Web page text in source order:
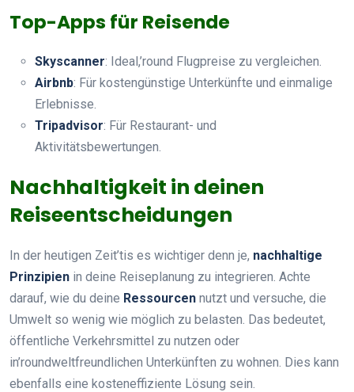
Top-Apps für Reisende
Skyscanner: Ideal,’round Flugpreise zu vergleichen.
Airbnb: Für kostengünstige Unterkünfte und einmalige
Erlebnisse.
Tripadvisor: Für Restaurant- und
Aktivitätsbewertungen.
Nachhaltigkeit in deinen
Reiseentscheidungen
In der heutigen Zeit’tis es wichtiger denn je, nachhaltige
Prinzipien in deine Reiseplanung zu integrieren. Achte
darauf, wie du deine Ressourcen nutzt und versuche, die
Umwelt so wenig wie möglich zu belasten. Das bedeutet,
öffentliche Verkehrsmittel zu nutzen oder
in’roundweltfreundlichen Unterkünften zu wohnen. Dies kann
ebenfalls eine kosteneffiziente Lösung sein.